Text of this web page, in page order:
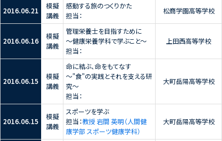
2016.06.21
模擬
講義
感動する旅のつくりかた
担当：
松商学園高等学校
2016.06.16
模擬
講義
管理栄養士を目指すために
～健康栄養学科で学ぶこと～
担当：
上田西高等学校
2016.06.15
模擬
講義
命に結ぶ、命をもてなす
～"食"の実践とそれを支える研
究～
担当：
大町岳陽高等学校
2016.06.15
模擬
講義
スポーツを学ぶ
担当：教授 岩間 英明（人間健
康学部 スポーツ健康学科）
大町岳陽高等学校